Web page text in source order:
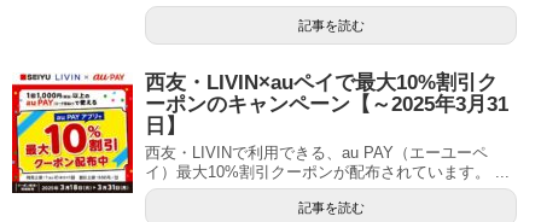
記事を読む
西友・LIVIN×auペイで最大10%割引ク
ーポンのキャンペーン【～2025年3月31
日】
西友・LIVINで利用できる、au PAY（エーユーペ
イ）最大10%割引クーポンが配布されています。 ...
記事を読む